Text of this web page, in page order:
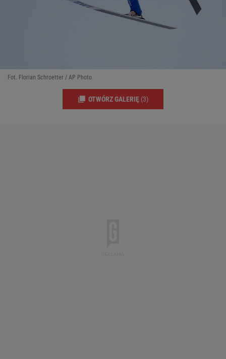
Fot. Florian Schroetter / AP Photo
OTWÓRZ GALERIĘ (3)